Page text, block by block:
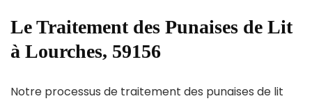
Le Traitement des Punaises de Lit
à Lourches, 59156
Notre processus de traitement des punaises de lit